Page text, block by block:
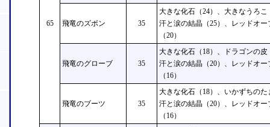
65 飛竜のズボン 35
大きな化石（24）、大きなうろこ
汗と涙の結晶（25）、レッドオ
（20）
飛竜のグローブ 35
大きな化石（18）、ドラゴンの皮
汗と涙の結晶（20）、レッドオ
（16）
飛竜のブーツ 35
大きな化石（18）、いかずちのた
汗と涙の結晶（20）、レッドオ
（16）